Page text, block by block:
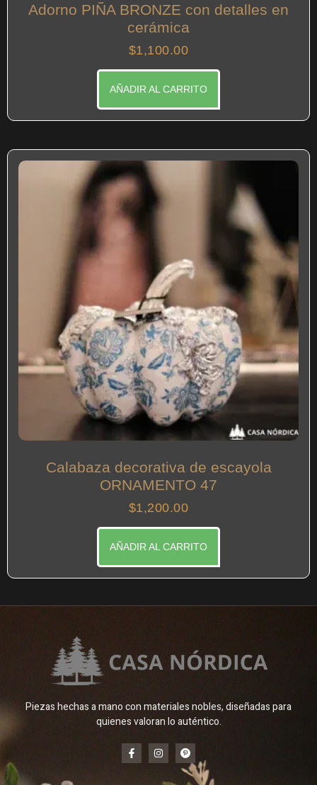
Adorno PIÑA BRONZE con detalles en
cerámica
$1,100.00
AÑADIR AL CARRITO
Calabaza decorativa de escayola
ORNAMENTO 47
$1,200.00
AÑADIR AL CARRITO
Piezas hechas a mano con materiales nobles, diseñadas para
quienes valoran lo auténtico.